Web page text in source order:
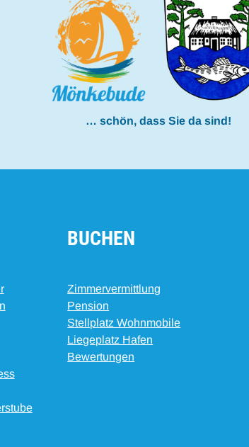
… schön, dass Sie da sind!
BUCHEN
Zimmervermittlung
Pension
Stellplatz Wohnmobile
Liegeplatz Hafen
Bewertungen